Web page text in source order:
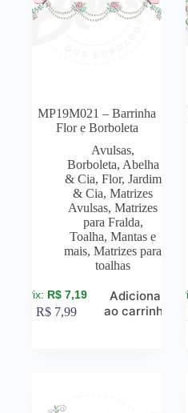
MP19M021 – Barrinha
Flor e Borboleta
Avulsas,
Borboleta, Abelha
& Cia, Flor, Jardim
& Cia,Matrizes
Avulsas,Matrizes
para Fralda,
Toalha, Mantas e
mais,Matrizes para
toalhas
R$ 7,19
R$ 7,99
Adicionar
ao carrinho